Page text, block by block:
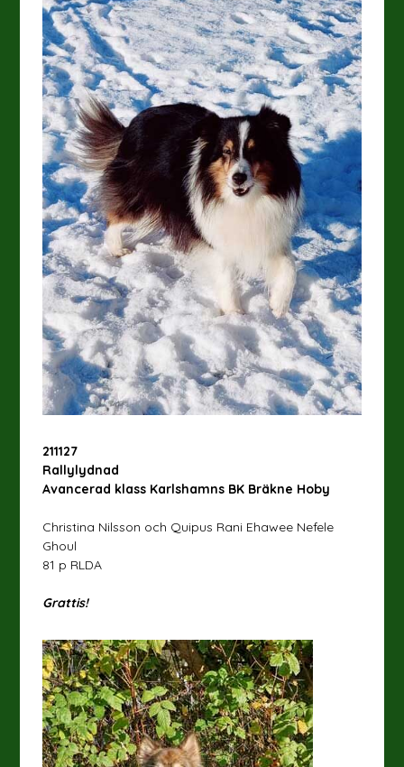
211127
Rallylydnad
Avancerad klass Karlshamns BK Bräkne Hoby
Christina Nilsson och Quipus Rani Ehawee Nefele
Ghoul
81 p RLDA
Grattis!